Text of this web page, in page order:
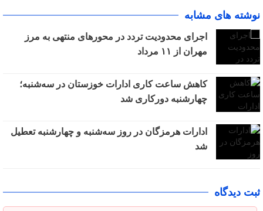
نوشته های مشابه
اجرای محدودیت تردد در محورهای منتهی به مرز
مهران از ۱۱ مرداد
کاهش ساعت کاری ادارات خوزستان در سه‌شنبه؛
چهارشنبه دورکاری شد
ادارات هرمزگان در روز سه‌شنبه و چهارشنبه تعطیل
شد
ثبت دیدگاه